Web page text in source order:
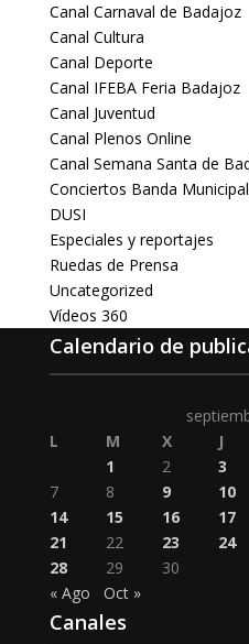
Canal Carnaval de Badajoz
Canal Cultura
Canal Deporte
Canal IFEBA Feria Badajoz
Canal Juventud
Canal Plenos Online
Canal Semana Santa de
Conciertos Banda
DUSI
Especiales y reportajes
Ruedas de Prensa
Uncategorized
Vídeos 360
Calendario de
L
M X J
1
2 3
7
8 9 10
14
15 16 17
21
22 23 24
28
29
30
« Ago
Oct »
Canales